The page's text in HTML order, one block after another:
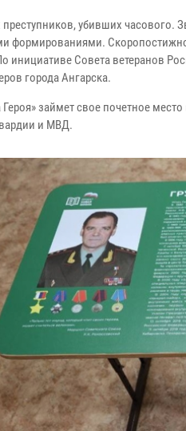
убивших часового.
формированиями. Скоропостижно
инициативе Совета ветеранов
города Ангарска.
Героя» займет свое почетное
и МВД.